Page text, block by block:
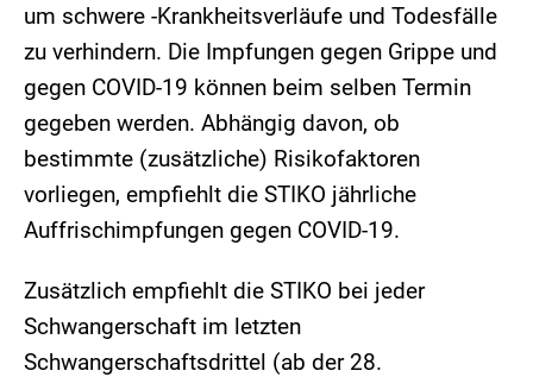
um schwere -Krankheitsverläufe und Todesfälle
zu verhindern. Die Impfungen gegen Grippe und
gegen COVID-19 können beim selben Termin
gegeben werden. Abhängig davon, ob
bestimmte (zusätzliche) Risikofaktoren
vorliegen, empfiehlt die STIKO jährliche
Auffrischimpfungen gegen COVID-19.
Zusätzlich empfiehlt die STIKO bei jeder
Schwangerschaft im letzten
Schwangerschaftsdrittel (ab der 28.